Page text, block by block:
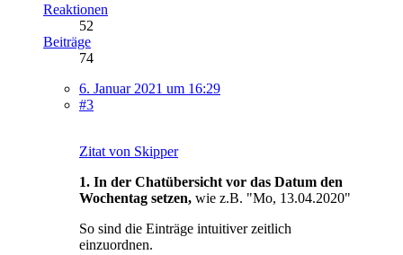
Reaktionen
52
Beiträge
74
6. Januar 2021 um 16:29
#3
Zitat von Skipper
1. In der Chatübersicht vor das Datum den
Wochentag setzen, wie z.B. "Mo, 13.04.2020"
So sind die Einträge intuitiver zeitlich
einzuordnen.